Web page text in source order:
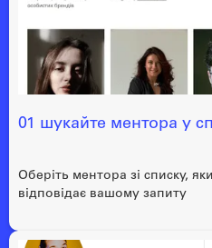
01 шукайте ментора у
Оберіть ментора зі списку,
відповідає вашому запиту